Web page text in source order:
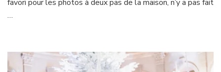
favori pour les photos à deux pas de la maison, n’y a pas fait
…